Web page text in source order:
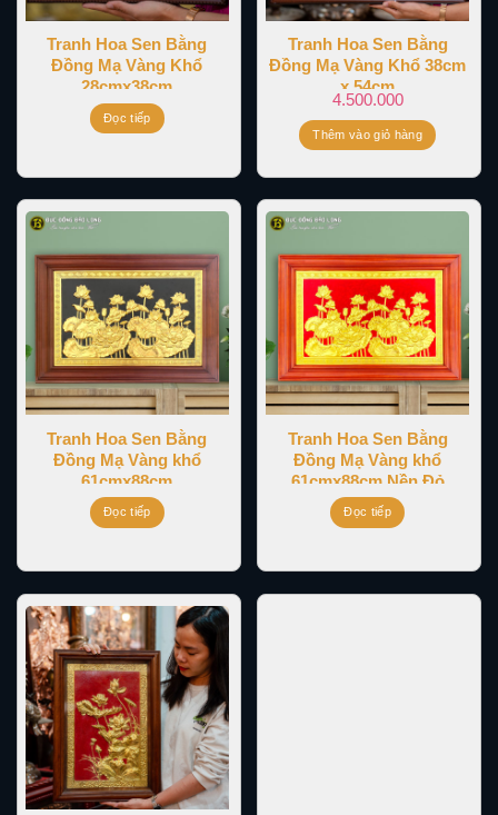
Tranh Hoa Sen Bằng
Đồng Mạ Vàng Khổ
28cmx38cm
Đọc tiếp
Tranh Hoa Sen Bằng
Đồng Mạ Vàng Khổ 38cm
x 54cm
4.500.000
Thêm vào giỏ hàng
Tranh Hoa Sen Bằng
Đồng Mạ Vàng khổ
61cmx88cm
Đọc tiếp
Tranh Hoa Sen Bằng
Đồng Mạ Vàng khổ
61cmx88cm Nền Đỏ
Đọc tiếp